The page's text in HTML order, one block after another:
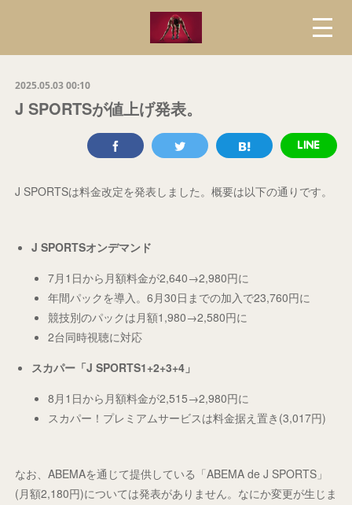
2025.05.03 00:10
J SPORTSが値上げ発表。
J SPORTSは料金改定を発表しました。概要は以下の通りです。
J SPORTSオンデマンド
7月1日から月額料金が2,640→2,980円に
年間パックを導入。6月30日までの加入で23,760円に
競技別のパックは月額1,980→2,580円に
2台同時視聴に対応
スカパー「J SPORTS1+2+3+4」
8月1日から月額料金が2,515→2,980円に
スカパー！プレミアムサービスは料金据え置き(3,017円)
なお、ABEMAを通じて提供している「ABEMA de J SPORTS」
(月額2,180円)については発表がありません。なにか変更が生じま